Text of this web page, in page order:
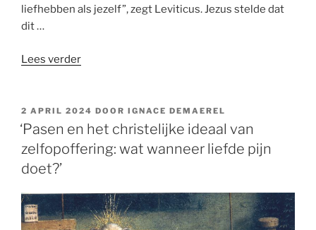
liefhebben als jezelf”, zegt Leviticus. Jezus stelde dat
dit …
Lees verder“Jezus
migratiedebat”
GEPLAATST
OP
2 APRIL 2024 DOOR IGNACE DEMAEREL
‘Pasen en het christelijke ideaal van
zelfopoffering: wat wanneer liefde pijn
doet?’